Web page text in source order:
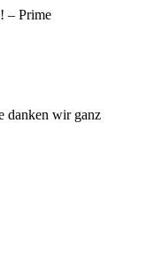
– Prime
danken wir ganz